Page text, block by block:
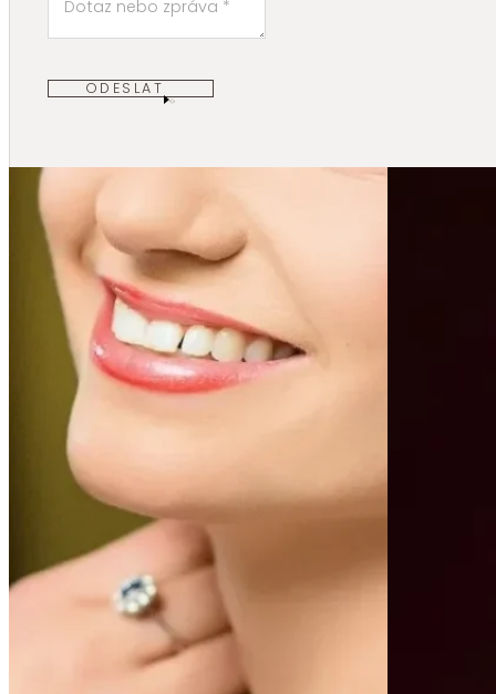
ODESLAT